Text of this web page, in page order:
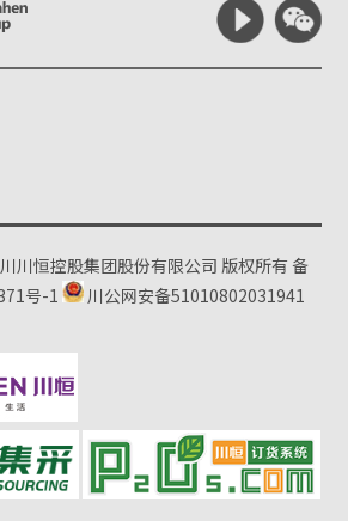
川恒控股集团股份有限公司 版权所有备
号-1
川公网安备51010802031941